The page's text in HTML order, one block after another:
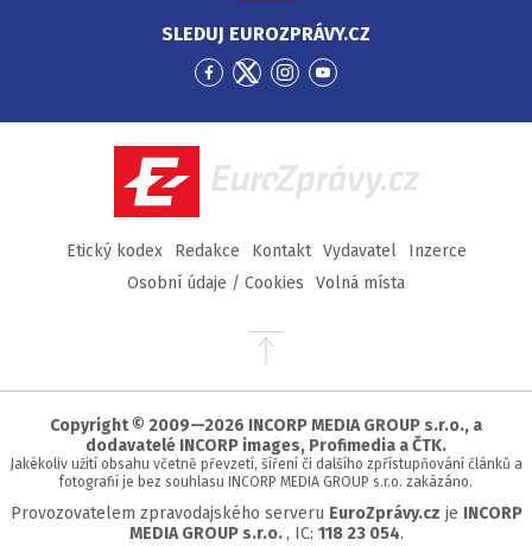
SLEDUJ EUROZPRÁVY.CZ
Přejít
Facebook
Přejít
Twitter
Přejít
Instagram
Přejít
YouTube
EuroZprávy.cz
Etický kodex Redakce Kontakt Vydavatel
Inzerce
Osobní údaje / Cookies
Volná místa
Přejít
stránky
Copyright © 2009—2026 INCORP MEDIA GROUP s.r.o., a
dodavatelé INCORP images, Profimedia a ČTK.
Jakékoliv užití obsahu včetně převzetí, šíření či dalšího zpřístupňování článků a
fotografií je bez souhlasu INCORP MEDIA GROUP s.r.o. zakázáno.
Provozovatelem zpravodajského serveru EuroZprávy.cz je INCORP
MEDIA GROUP s.r.o. , IC: 118 23 054.